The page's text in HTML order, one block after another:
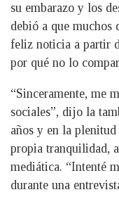
su embarazo y los
debió a que muchos
feliz noticia a partir
por qué no lo
“Sinceramente, me
sociales”, dijo la
años y en la
propia tranquilidad,
mediática. “Intenté
durante una